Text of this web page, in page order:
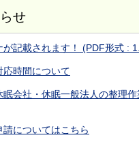
せ
が記載されます！ (PDF形式 :
時間について
眠会社・休眠一般法人の整理
請についてはこちら